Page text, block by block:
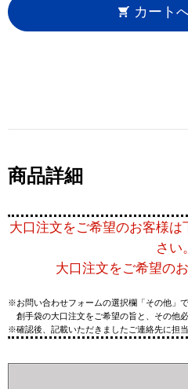
カート
商品詳細
大口注文をご希望のお客様
さい。
大口注文をご希望の
※お問い合わせフォームの選択欄「その他」
創手袋の大口注文をご希望の旨と、その他
※確認後、記載いただきましたご連絡先に担